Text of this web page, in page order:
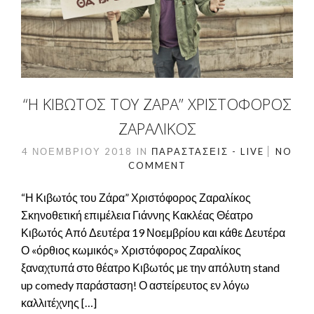
“Η ΚΙΒΩΤΌΣ ΤΟΥ ΖΆΡΑ” ΧΡΙΣΤΌΦΟΡΟΣ
ΖΑΡΑΛΊΚΟΣ
4 ΝΟΕΜΒΡΊΟΥ 2018 IN ΠΑΡΑΣΤΆΣΕΙΣ - LIVE
NO
COMMENT
“Η Κιβωτός του Ζάρα” Χριστόφορος Ζαραλίκος
Σκηνοθετική επιμέλεια Γιάννης Κακλέας Θέατρο
Κιβωτός Από Δευτέρα 19 Νοεμβρίου και κάθε Δευτέρα
Ο «όρθιος κωμικός» Χριστόφορος Ζαραλίκος
ξαναχτυπά στο θέατρο Κιβωτός με την απόλυτη stand
up comedy παράσταση! Ο αστείρευτος εν λόγω
καλλιτέχνης […]